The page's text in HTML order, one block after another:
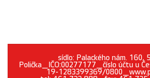
sídlo: Palackého nám. 160,
Polička_IČO:00277177_číslo účtu u
19-1283399369/